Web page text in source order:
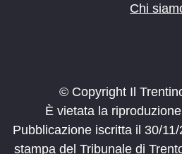
Chi
© Copyright Il
È vietata la
Pubblicazione iscritta il 30/
stampa del Tribunale di